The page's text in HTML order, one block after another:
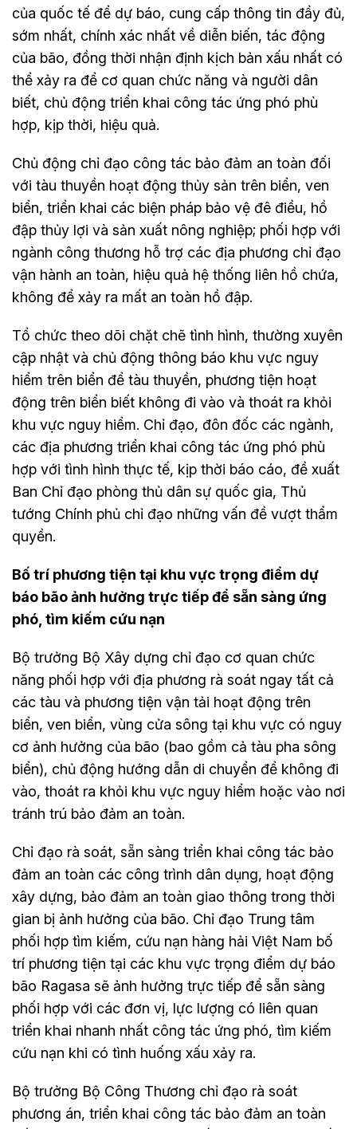
của quốc tế để dự báo, cung cấp thông tin đầy đủ,
sớm nhất, chính xác nhất về diễn biến, tác động
của bão, đồng thời nhận định kịch bản xấu nhất có
thể xảy ra để cơ quan chức năng và người dân
biết, chủ động triển khai công tác ứng phó phù
hợp, kịp thời, hiệu quả.
Chủ động chỉ đạo công tác bảo đảm an toàn đối
với tàu thuyền hoạt động thủy sản trên biển, ven
biển, triển khai các biện pháp bảo vệ đê điều, hồ
đập thủy lợi và sản xuất nông nghiệp; phối hợp với
ngành công thương hỗ trợ các địa phương chỉ đạo
vận hành an toàn, hiệu quả hệ thống liên hồ chứa,
không để xảy ra mất an toàn hồ đập.
Tổ chức theo dõi chặt chẽ tình hình, thường xuyên
cập nhật và chủ động thông báo khu vực nguy
hiểm trên biển để tàu thuyền, phương tiện hoạt
động trên biển biết không đi vào và thoát ra khỏi
khu vực nguy hiểm. Chỉ đạo, đôn đốc các ngành,
các địa phương triển khai công tác ứng phó phù
hợp với tình hình thực tế, kịp thời báo cáo, đề xuất
Ban Chỉ đạo phòng thủ dân sự quốc gia, Thủ
tướng Chính phủ chỉ đạo những vấn đề vượt thẩm
quyền.
Bố trí phương tiện tại khu vực trọng điểm dự
báo bão ảnh hưởng trực tiếp để sẵn sàng ứng
phó, tìm kiếm cứu nạn
Bộ trưởng Bộ Xây dựng chỉ đạo cơ quan chức
năng phối hợp với địa phương rà soát ngay tất cả
các tàu và phương tiện vận tải hoạt động trên
biển, ven biển, vùng cửa sông tại khu vực có nguy
cơ ảnh hưởng của bão (bao gồm cả tàu pha sông
biển), chủ động hướng dẫn di chuyển để không đi
vào, thoát ra khỏi khu vực nguy hiểm hoặc vào nơi
tránh trú bảo đảm an toàn.
Chỉ đạo rà soát, sẵn sàng triển khai công tác bảo
đảm an toàn các công trình dân dụng, hoạt động
xây dựng, bảo đảm an toàn giao thông trong thời
gian bị ảnh hưởng của bão. Chỉ đạo Trung tâm
phối hợp tìm kiếm, cứu nạn hàng hải Việt Nam bố
trí phương tiện tại các khu vực trọng điểm dự báo
bão Ragasa sẽ ảnh hưởng trực tiếp để sẵn sàng
phối hợp với các đơn vị, lực lượng có liên quan
triển khai nhanh nhất công tác ứng phó, tìm kiếm
cứu nạn khi có tình huống xấu xảy ra.
Bộ trưởng Bộ Công Thương chỉ đạo rà soát
phương án, triển khai công tác bảo đảm an toàn